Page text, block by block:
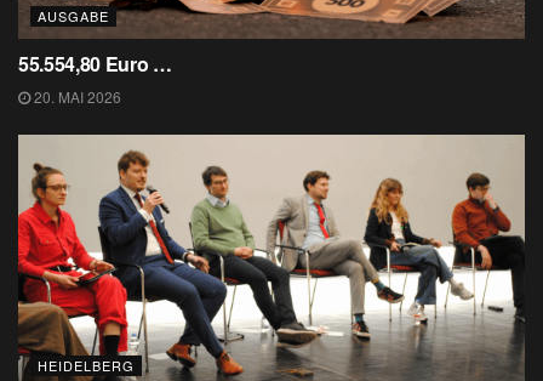
AUSGABE
55.554,80 Euro …
20. MAI 2026
HEIDELBERG